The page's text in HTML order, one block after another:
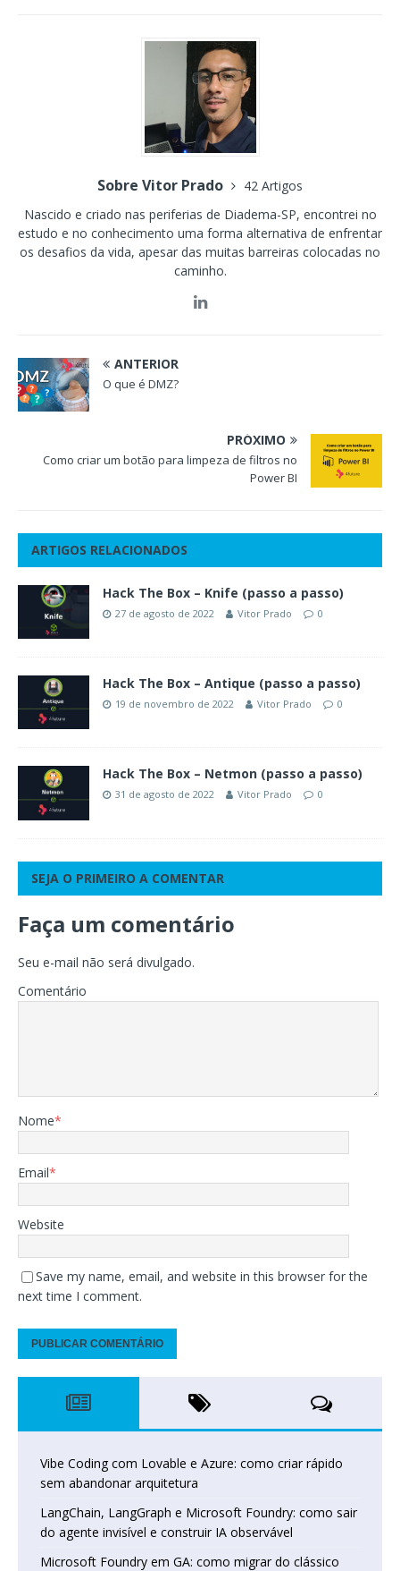
Sobre Vitor Prado
42 Artigos
Nascido e criado nas periferias de Diadema-SP, encontrei no
estudo e no conhecimento uma forma alternativa de enfrentar
os desafios da vida, apesar das muitas barreiras colocadas no
caminho.
ANTERIOR
O que é DMZ?
PRÓXIMO
Como criar um botão para limpeza de filtros no
Power BI
ARTIGOS RELACIONADOS
Hack The Box – Knife (passo a passo)
27 de agosto de 2022 Vitor Prado 0
Hack The Box – Antique (passo a passo)
19 de novembro de 2022 Vitor Prado 0
Hack The Box – Netmon (passo a passo)
31 de agosto de 2022 Vitor Prado 0
SEJA O PRIMEIRO A COMENTAR
Faça um comentário
Seu e-mail não será divulgado.
Comentário
Nome*
Email*
Website
Save my name, email, and website in this browser for the
next time I comment.
Vibe Coding com Lovable e Azure: como criar rápido
sem abandonar arquitetura
LangChain, LangGraph e Microsoft Foundry: como sair
do agente invisível e construir IA observável
Microsoft Foundry em GA: como migrar do clássico